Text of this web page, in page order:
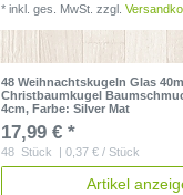
*inkl. ges. MwSt. zzgl.
48 Weihnachtskugeln Glas
Christbaumkugel
4cm, Farbe: Silver Mat
17,99 € *
48 Stück | 0,37 € / Stück
Artikel